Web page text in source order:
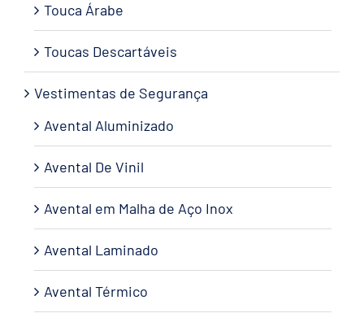
Touca Árabe
Toucas Descartáveis
Vestimentas de Segurança
Avental Aluminizado
Avental De Vinil
Avental em Malha de Aço Inox
Avental Laminado
Avental Térmico